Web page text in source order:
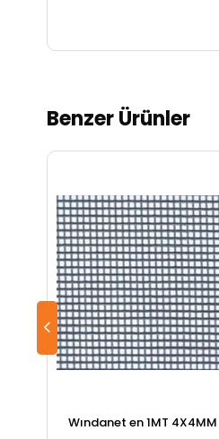
Benzer Ürünler
Wındanet en 1MT